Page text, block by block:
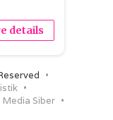
details
Media Siber